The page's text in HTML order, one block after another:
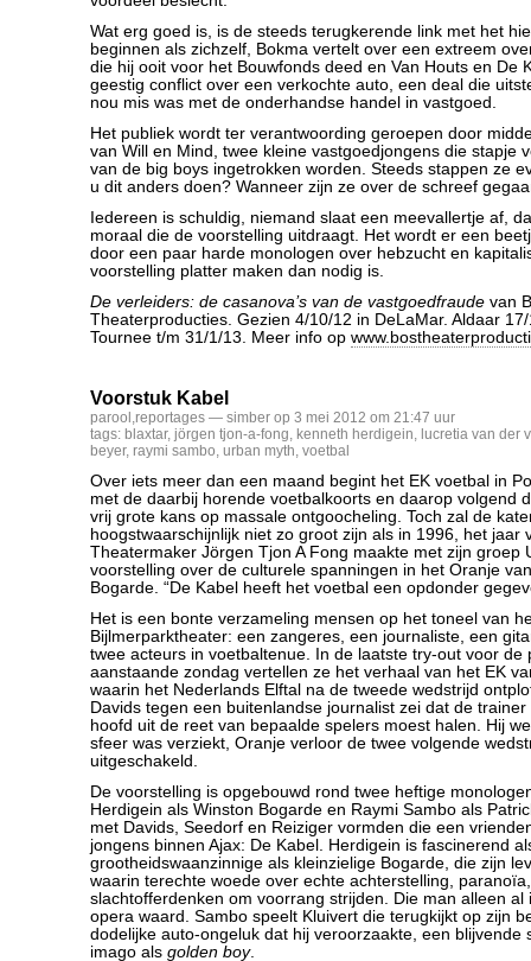
Wat erg goed is, is de steeds terugkerende link met het
beginnen als zichzelf, Bokma vertelt over een extreem
die hij ooit voor het Bouwfonds deed en Van Houts en De
geestig conflict over een verkochte auto, een deal die
nou mis was met de onderhandse handel in vastgoed.
Het publiek wordt ter verantwoording geroepen door
van Will en Mind, twee kleine vastgoedjongens die stapje
van de big boys ingetrokken worden. Steeds stappen ze
u dit anders doen? Wanneer zijn ze over de schreef
Iedereen is schuldig, niemand slaat een meevallertje af,
moraal die de voorstelling uitdraagt. Het wordt er een
door een paar harde monologen over hebzucht en
voorstelling platter maken dan nodig is.
De verleiders: de casanova’s van de vastgoedfraude van
Theaterproducties. Gezien 4/10/12 in DeLaMar. Aldaar
Tournee t/m 31/1/13. Meer info op
Voorstuk Kabel
parool ,reportages — simber op 3 mei 2012 om 21:47 uur
tags: blaxtar, jörgen tjon-a-fong, kenneth herdigein, lucretia van der
beyer, raymi sambo, urban myth, voetbal
Over iets meer dan een maand begint het EK voetbal in
met de daarbij horende voetbalkoorts en daarop volgend
vrij grote kans op massale ontgoocheling. Toch zal de
hoogstwaarschijnlijk niet zo groot zijn als in 1996, het jaar
Theatermaker Jörgen Tjon A Fong maakte met zijn groep
voorstelling over de culturele spanningen in het Oranje
Bogarde. “De Kabel heeft het voetbal een opdonder
Het is een bonte verzameling mensen op het toneel van
Bijlmerparktheater: een zangeres, een journaliste, een
twee acteurs in voetbaltenue. In de laatste try-out voor de
aanstaande zondag vertellen ze het verhaal van het EK
waarin het Nederlands Elftal na de tweede wedstrijd
Davids tegen een buitenlandse journalist zei dat de trainer
hoofd uit de reet van bepaalde spelers moest halen. Hij
sfeer was verziekt, Oranje verloor de twee volgende
uitgeschakeld.
De voorstelling is opgebouwd rond twee heftige
Herdigein als Winston Bogarde en Raymi Sambo als
met Davids, Seedorf en Reiziger vormden die een
jongens binnen Ajax: De Kabel. Herdigein is fascinerend
grootheidswaanzinnige als kleinzielige Bogarde, die zijn
waarin terechte woede over echte achterstelling,
slachtofferdenken om voorrang strijden. Die man alleen al
opera waard. Sambo speelt Kluivert die terugkijkt op zijn
dodelijke auto-ongeluk dat hij veroorzaakte, een blijvende
imago als golden boy.